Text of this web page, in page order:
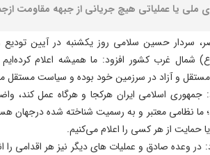
یا عملیاتی هیچ جریانی از جبهه مقاومت
سردار حسین سلامی روز یکشنبه در آیین تودیع و
شمال غرب کشور افزود: ما همیشه اعلام
و آزاد در سرزمین خود بوده و سیاست مستقل
جمهوری اسلامی ایران هرکجا و هرگاه عمل کند،
ما نظامی معتبر و به رسمیت شناخته شده درجهان
حمایت از هر کسی را اعلام می‌کنیم.
در وعده صادق و عملیات های دیگر نیز هر اقدامی را